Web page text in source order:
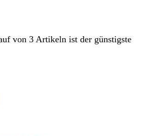
von 3 Artikeln ist der günstigste